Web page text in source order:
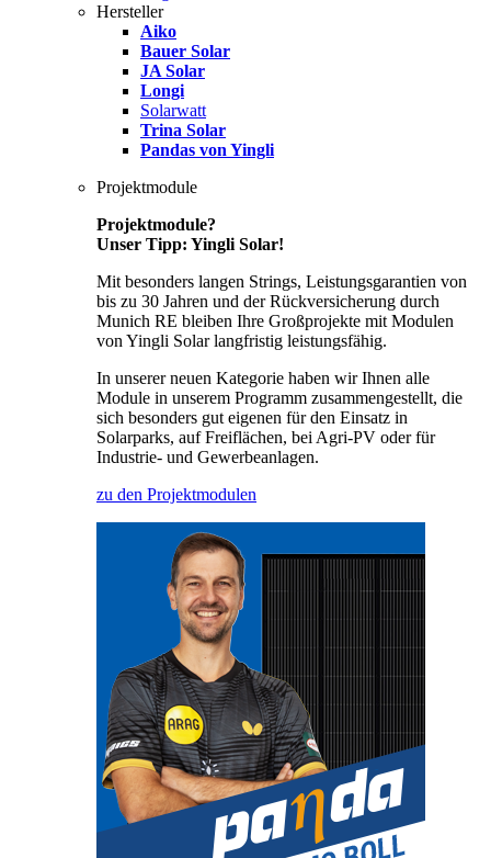
Hersteller
Aiko
Bauer Solar
JA Solar
Longi
Solarwatt
Trina Solar
Pandas von Yingli
Projektmodule
Projektmodule?
Unser Tipp: Yingli Solar!
Mit besonders langen Strings, Leistungsgarantien von
bis zu 30 Jahren und der Rückversicherung durch
Munich RE bleiben Ihre Großprojekte mit Modulen
von Yingli Solar langfristig leistungsfähig.
In unserer neuen Kategorie haben wir Ihnen alle
Module in unserem Programm zusammengestellt, die
sich besonders gut eigenen für den Einsatz in
Solarparks, auf Freiflächen, bei Agri-PV oder für
Industrie- und Gewerbeanlagen.
zu den Projektmodulen